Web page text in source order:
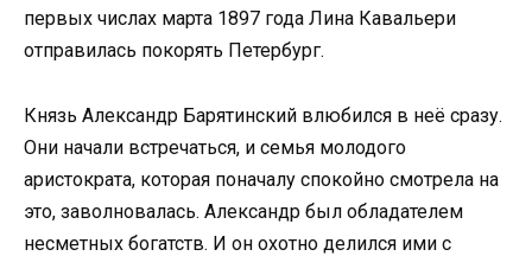
первых числах марта 1897 года Лина Кавальери
отправилась покорять Петербург.
Князь Александр Барятинский влюбился в неё сразу.
Они начали встречаться, и семья молодого
аристократа, которая поначалу спокойно смотрела на
это, заволновалась. Александр был обладателем
несметных богатств. И он охотно делился ими с